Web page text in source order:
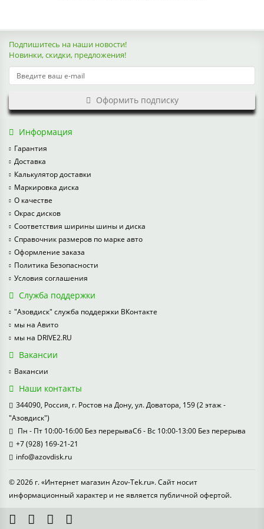
Подпишитесь на наши новости!
Новинки, скидки, предложения!
Оформить подписку
Информация
Гарантия
Доставка
Калькулятор доставки
Маркировка диска
О качестве
Окрас дисков
Соответствия ширины шины и диска
Справочник размеров по марке авто
Оформление заказа
Политика Безопасности
Условия соглашения
Служба поддержки
"Азовдиск" служба поддержки ВКонтакте
мы на Авито
мы на DRIVE2.RU
Вакансии
Вакансии
Наши контакты
344090, Россия, г. Ростов на Дону, ул. Доватора, 159 (2 этаж -
"Азовдиск")
Пн - Пт 10:00-16:00 Без перерываСб - Вс 10:00-13:00 Без перерыва
+7 (928) 169-21-21
info@azovdisk.ru
© 2026 г. «Интернет магазин Azov-Tek.ru». Сайт носит
информационный характер и не является публичной офертой.